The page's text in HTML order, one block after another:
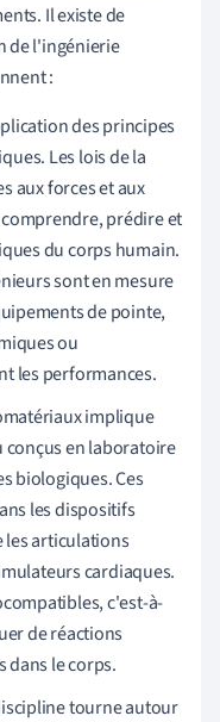
Il existe de
de l'ingénierie
:
des principes
Les lois de la
aux forces et aux
prédire et
du corps humain.
sont en mesure
de pointe,
ou
les performances.
implique
en laboratoire
biologiques. Ces
les dispositifs
les articulations
cardiaques.
c'est-à-
de réactions
dans le corps.
tourne autour